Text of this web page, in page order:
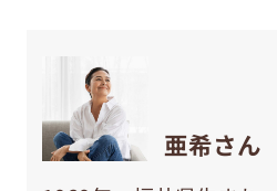
亜希さん